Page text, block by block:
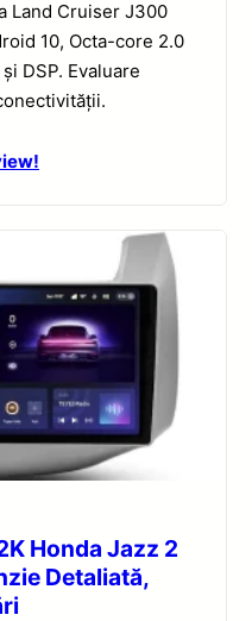
Land Cruiser J300
10, Octa-core 2.0
DSP. Evaluare
Honda Jazz 2
Detaliată,